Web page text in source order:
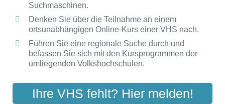
Suchmaschinen.
Denken Sie über die Teilnahme an einem
ortsunabhängigen Online-Kurs einer VHS nach.
Führen Sie eine regionale Suche durch und
befassen Sie sich mit den Kursprogrammen der
umliegenden Volkshochschulen.
Ihre VHS fehlt? Hier melden!